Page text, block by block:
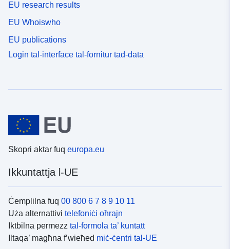
EU research results
EU Whoiswho
EU publications
Login tal-interface tal-fornitur tad-data
Skopri aktar fuq europa.eu
Ikkuntattja l-UE
Ċemplilna fuq 00 800 6 7 8 9 10 11
Uża alternattivi telefoniċi oħrajn
Iktbilna permezz tal-formola ta’ kuntatt
Iltaqa’ magħna f’wieħed miċ-ċentri tal-UE